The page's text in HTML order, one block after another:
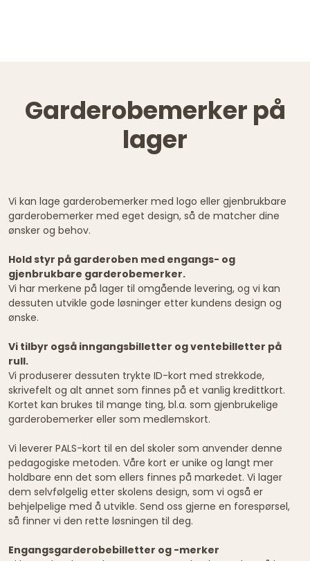
Garderobemerker på
lager
Vi kan lage garderobemerker med logo eller gjenbrukbare
garderobemerker med eget design, så de matcher dine
ønsker og behov.
Hold styr på garderoben med engangs- og
gjenbrukbare garderobemerker.
Vi har merkene på lager til omgående levering, og vi kan
dessuten utvikle gode løsninger etter kundens design og
ønske.
Vi tilbyr også inngangsbilletter og ventebilletter på
rull.
Vi produserer dessuten trykte ID-kort med strekkode,
skrivefelt og alt annet som finnes på et vanlig kredittkort.
Kortet kan brukes til mange ting, bl.a. som gjenbrukelige
garderobemerker eller som medlemskort.
Vi leverer PALS-kort til en del skoler som anvender denne
pedagogiske metoden. Våre kort er unike og langt mer
holdbare enn det som ellers finnes på markedet. Vi lager
dem selvfølgelig etter skolens design, som vi også er
behjelpelige med å utvikle. Send oss gjerne en forespørsel,
så finner vi den rette løsningen til deg.
Engangsgarderobebilletter og -merker